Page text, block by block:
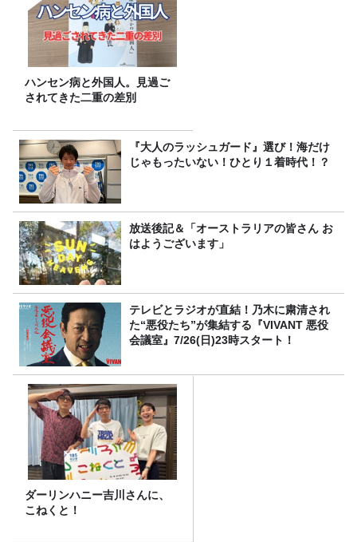
ハンセン病と外国人。見過ご
されてきた二重の差別
『大人のラッシュガード』選び！海だけ
じゃもったいない！ひとり１着時代！？
放送後記＆「オーストラリアの皆さん お
はようございます」
テレビとラジオが直結！乃木に粛清され
た“悪役たち”が集結する『VIVANT 悪役
会議室』7/26(日)23時スタート！
ダーリンハニー吉川さんに、
こねくと！